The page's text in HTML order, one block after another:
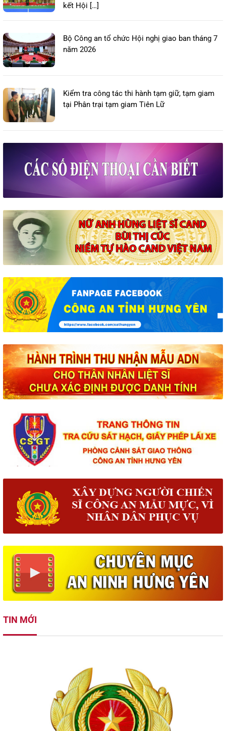
kết Hội […]
Bộ Công an tổ chức Hội nghị giao ban tháng 7
năm 2026
Kiểm tra công tác thi hành tạm giữ, tạm giam
tại Phân trại tạm giam Tiên Lữ
TIN MỚI